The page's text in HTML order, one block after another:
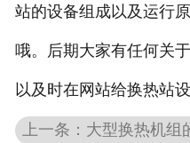
站的设备组成以及运行
哦。后期大家有任何关
以及时在网站给换热站
上一条：大型换热机组